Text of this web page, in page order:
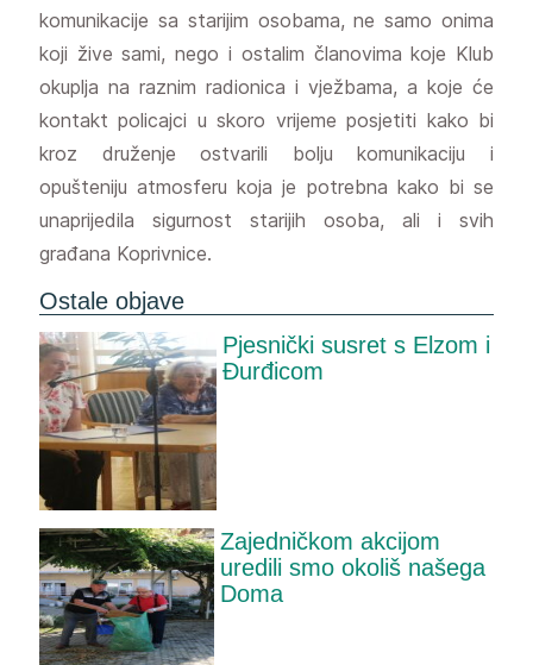
komunikacije sa starijim osobama, ne samo onima
koji žive sami, nego i ostalim članovima koje Klub
okuplja na raznim radionica i vježbama, a koje će
kontakt policajci u skoro vrijeme posjetiti kako bi
kroz druženje ostvarili bolju komunikaciju i
opušteniju atmosferu koja je potrebna kako bi se
unaprijedila sigurnost starijih osoba, ali i svih
građana Koprivnice.
Ostale objave
Pjesnički susret s Elzom i
Đurđicom
Zajedničkom akcijom
uredili smo okoliš našega
Doma